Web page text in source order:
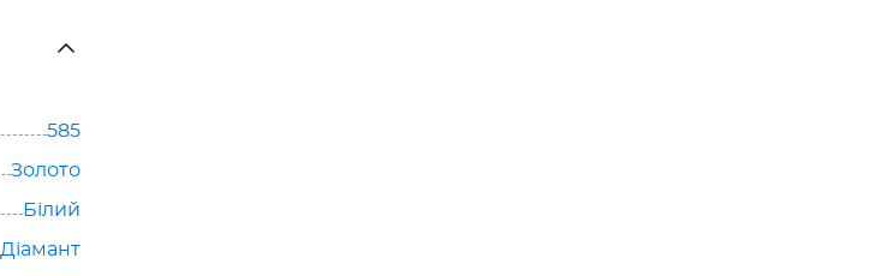
585
Золото
Білий
Діамант